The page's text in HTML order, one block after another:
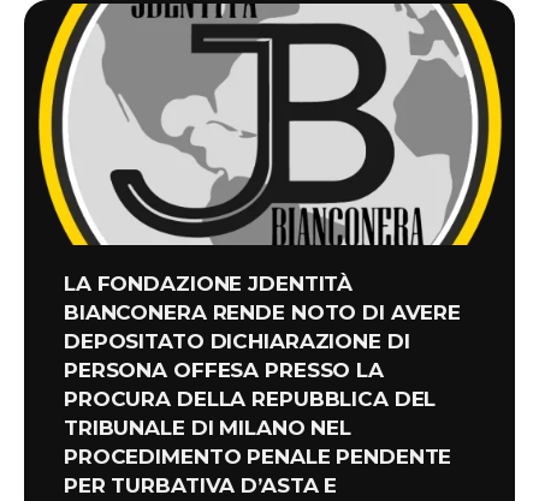
LA FONDAZIONE JDENTITÀ
BIANCONERA RENDE NOTO DI AVERE
DEPOSITATO DICHIARAZIONE DI
PERSONA OFFESA PRESSO LA
PROCURA DELLA REPUBBLICA DEL
TRIBUNALE DI MILANO NEL
PROCEDIMENTO PENALE PENDENTE
PER TURBATIVA D’ASTA E